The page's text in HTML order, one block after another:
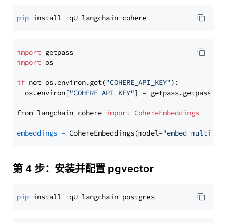
pip
import
import os
if not os.environ.get("COHERE_API_KEY"):
  os.environ[
"COHERE_API_KEY"] = getpass.getpass(
from langchain_cohere import CohereEmbeddings
embeddings = CohereEmbeddings(model="embed-
第 4 步：安装并配置 pgvector
pip